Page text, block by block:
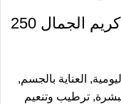
دوف كريم الجمال 250
, العناية بالجسم,
, ترطيب وتنعيم